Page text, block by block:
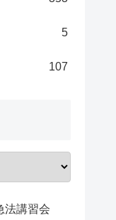
5
107
法講習会